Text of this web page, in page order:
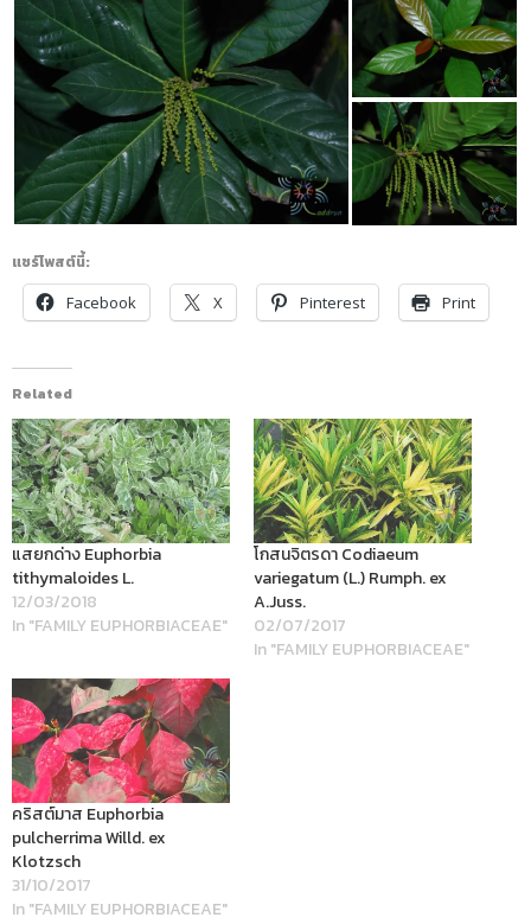
แชร์โพสต์นี้:
Facebook
X Pinterest Print
Related
แสยกด่าง Euphorbia
tithymaloides L.
12/03/2018
In "FAMILY EUPHORBIACEAE"
โกสนจิตรดา Codiaeum
variegatum (L.) Rumph. ex
A.Juss.
02/07/2017
In "FAMILY EUPHORBIACEAE"
คริสต์มาส Euphorbia
pulcherrima Willd. ex
Klotzsch
31/10/2017
In "FAMILY EUPHORBIACEAE"